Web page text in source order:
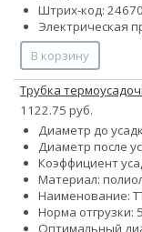
Штрих-код:
Электрическая
В корзину
Трубка
1122.75 руб.
Диаметр до
Диаметр после
Коэффициент
Материал:
Наименование:
Норма отгрузки: 5
Оптимальный